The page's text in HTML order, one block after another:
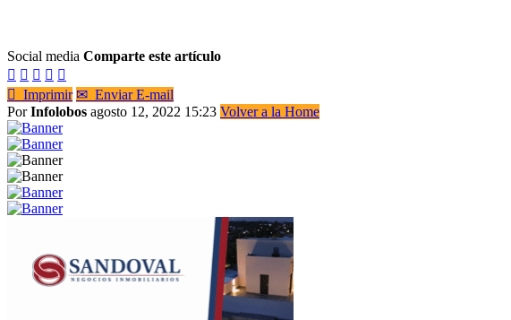
Social media Comparte este artículo
    
 Imprimir ✉ Enviar E-mail
PorInfolobos agosto 12, 2022 15:23 Volver a la Home